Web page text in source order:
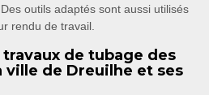
outils adaptés sont aussi utilisés
rendu de travail.
de tubage des
ville de Dreuilhe et ses